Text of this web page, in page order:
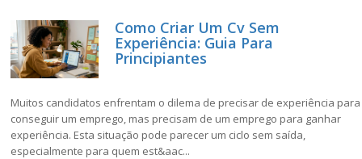
Como Criar Um Cv Sem
Experiência: Guia Para
Principiantes
Muitos candidatos enfrentam o dilema de precisar de experiência para
conseguir um emprego, mas precisam de um emprego para ganhar
experiência. Esta situação pode parecer um ciclo sem saída,
especialmente para quem est&aac...